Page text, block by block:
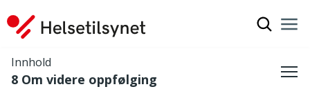
Innhold
8 Om videre oppfølging